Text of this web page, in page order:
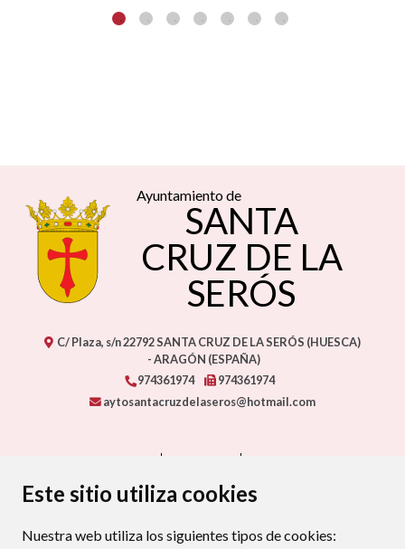
Este sitio utiliza cookies
Nuestra web utiliza los siguientes tipos de cookies:
Ayuntamiento de
SANTA
CRUZ DE LA
SERÓS
C/ Plaza, s/n22792SANTA CRUZ DE LA SERÓS (HUESCA)
- ARAGÓN (ESPAÑA)
974361974
974361974
aytosantacruzdelaseros@hotmail.com
PROTECCIÓN DE DATOS
POLÍTICA DE COOKIES